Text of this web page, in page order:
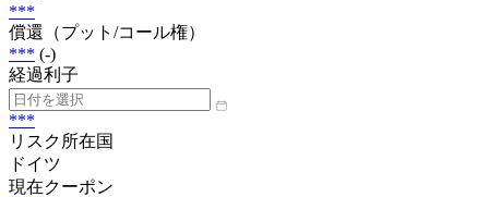
***
償還（プット/コール権）
*** (-)
経過利子
***
リスク所在国
ドイツ
現在クーポン